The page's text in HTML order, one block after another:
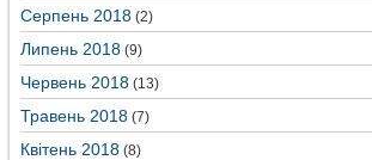
Серпень 2018 (2)
Липень 2018 (9)
Червень 2018 (13)
Травень 2018 (7)
Квітень 2018 (8)